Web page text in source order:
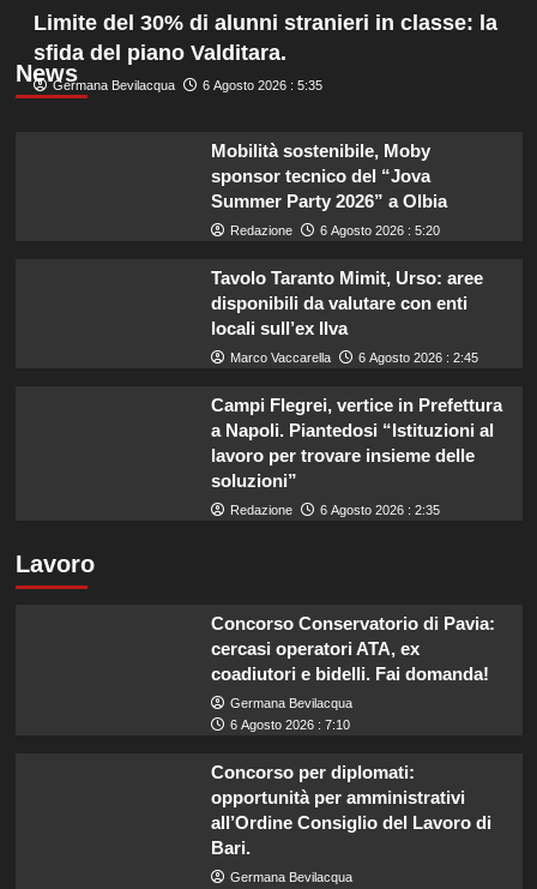
News
Limite del 30% di alunni stranieri in classe: la
sfida del piano Valditara.
Germana Bevilacqua 6 Agosto 2026 : 5:35
Mobilità sostenibile, Moby
sponsor tecnico del “Jova
Summer Party 2026” a Olbia
Redazione 6 Agosto 2026 : 5:20
Tavolo Taranto Mimit, Urso: aree
disponibili da valutare con enti
locali sull’ex Ilva
Marco Vaccarella 6 Agosto 2026 : 2:45
Campi Flegrei, vertice in Prefettura
a Napoli. Piantedosi “Istituzioni al
lavoro per trovare insieme delle
soluzioni”
Redazione 6 Agosto 2026 : 2:35
Lavoro
Concorso Conservatorio di Pavia:
cercasi operatori ATA, ex
coadiutori e bidelli. Fai domanda!
Germana Bevilacqua
6 Agosto 2026 : 7:10
Concorso per diplomati:
opportunità per amministrativi
all’Ordine Consiglio del Lavoro di
Bari.
Germana Bevilacqua